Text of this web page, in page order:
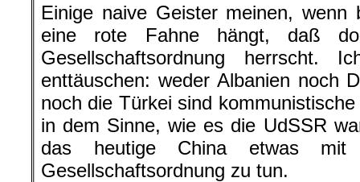
Einige naive Geister meinen, wenn
eine rote Fahne hängt, daß
Gesellschaftsordnung
enttäuschen: weder Albanien noch
noch die Türkei sind
in dem Sinne, wie es die UdSSR
das heutige China etwas mit
Gesellschaftsordnung zu tun.